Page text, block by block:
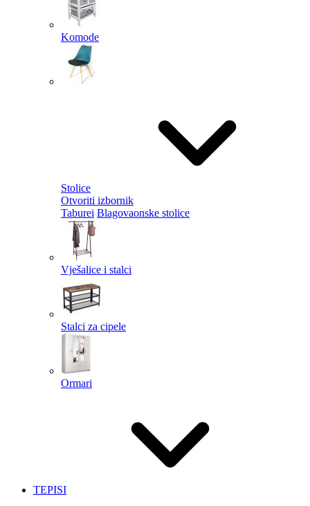
Komode
Stolice
Otvoriti izbornik
Taburei Blagovaonske stolice
Vješalice i stalci
Stalci za cipele
Ormari
TEPISI